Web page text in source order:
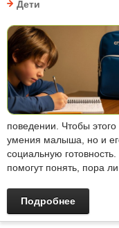
Дети
поведении. Чтобы
умения малыша, но и
социальную
помогут понять, пора
Подробнее